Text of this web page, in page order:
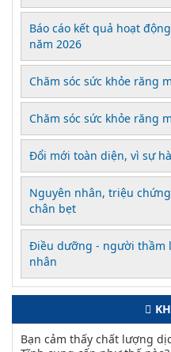
Báo cáo kết quả hoạt
năm 2026
Chăm sóc sức khỏe răng
Chăm sóc sức khỏe răng
Đổi mới toàn diện, vì sự
Nguyên nhân, triệu
chân bẹt
Điều dưỡng - người thầm
nhân
Bạn cảm thấy chất lượng